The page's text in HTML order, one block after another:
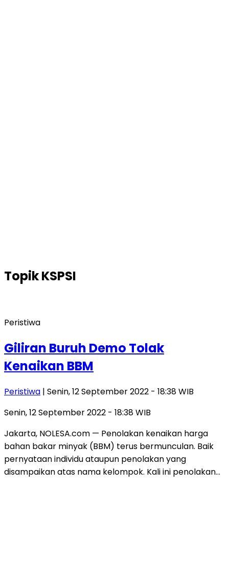
TopikKSPSI
Peristiwa
Giliran Buruh Demo Tolak
Kenaikan BBM
Peristiwa | Senin, 12 September 2022 - 18:38 WIB
Senin, 12 September 2022 - 18:38 WIB
Jakarta, NOLESA.com — Penolakan kenaikan harga
bahan bakar minyak (BBM) terus bermunculan. Baik
pernyataan individu ataupun penolakan yang
disampaikan atas nama kelompok. Kali ini penolakan…